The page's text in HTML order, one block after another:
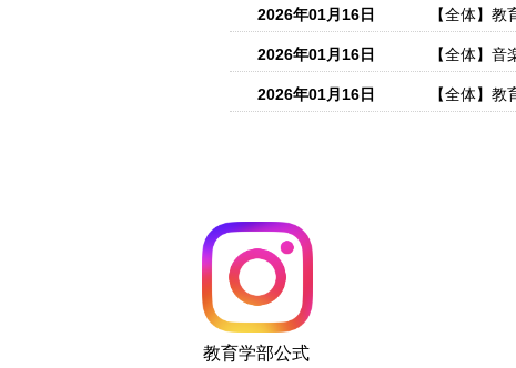
2026年01月16日 【全体】
2026年01月16日 【全体】
2026年01月16日 【全体】
教育学部公式